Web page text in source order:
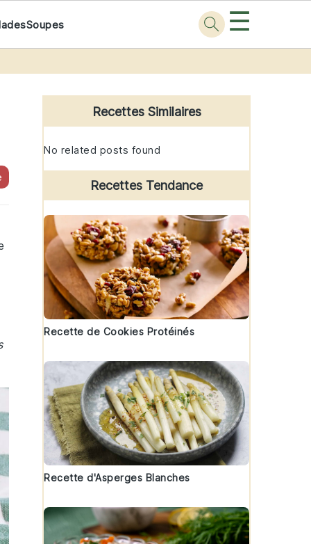
Soupes ☰
Primary
Sidebar
Recettes Similaires
No related posts found
Recettes Tendance
Recette de Cookies Protéinés
Recette d'Asperges Blanches